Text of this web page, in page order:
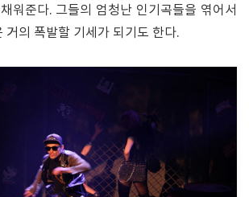
워준다. 그들의 엄청난 인기곡들을 엮어서
거의 폭발할 기세가 되기도 한다.